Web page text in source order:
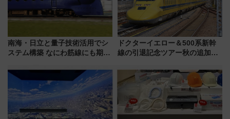
南海・日立と量子技術活用でシ
ステム構築 なにわ筋線にも期待
ドクターイエロー＆500系新幹
線の引退記念ツアー秋の追加企
ホテル情報まとめ